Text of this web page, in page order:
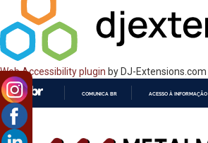
Web Accessibility plugin by DJ-Extensions.com
COMUNICA BR ACESSO À INFORMAÇÃO